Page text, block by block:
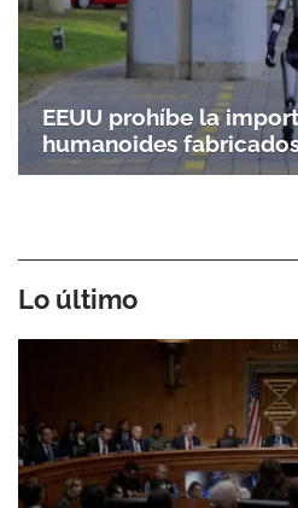
EEUU prohíbe la
humanoides
Lo último